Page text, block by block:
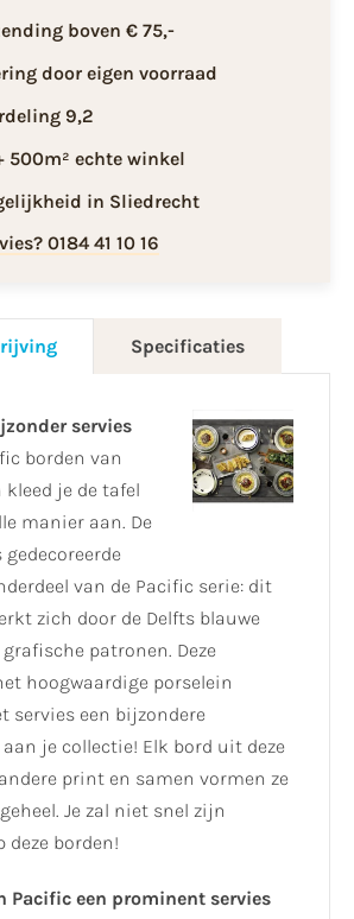
boven € 75,-
door eigen voorraad
9,2
500m² echte winkel
in Sliedrecht
0184 41 10 16
Specificaties
servies
borden van
kleed je de tafel
manier aan. De
gedecoreerde
van de Pacific serie: dit
zich door de Delfts blauwe
patronen. Deze
hoogwaardige porselein
servies een bijzondere
je collectie! Elk bord uit deze
print en samen vormen ze
Je zal niet snel zijn
deze borden!
Pacific een prominent servies